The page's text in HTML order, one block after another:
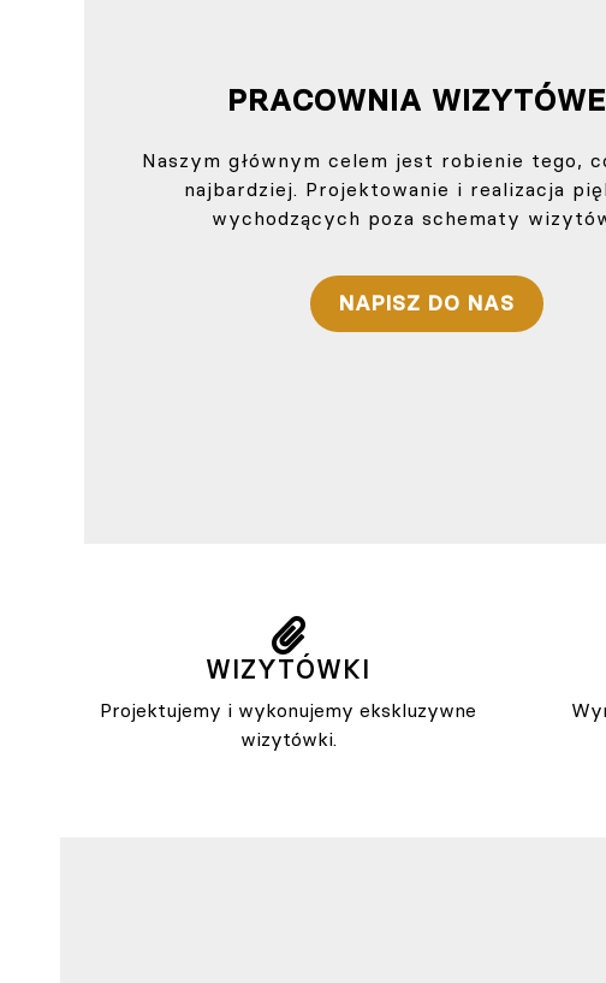
PRACOWNIA
Naszym głównym celem jest robienie tego,
najbardziej. Projektowanie i realizacja
wychodzących poza schematy
NAPISZ DO NAS
WIZYTÓWKI
Projektujemy i wykonujemy ekskluzywne
wizytówki.